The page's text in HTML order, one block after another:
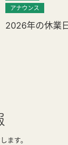
アナウンス
2026年の休業
ます。